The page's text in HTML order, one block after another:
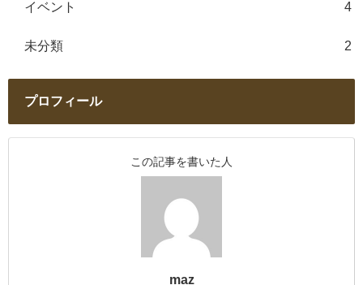
イベント 4
未分類 2
プロフィール
この記事を書いた人
maz